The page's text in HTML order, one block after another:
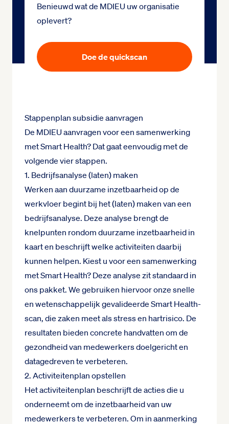
Benieuwd wat de MDIEU uw organisatie
oplevert?
Doe de quickscan
Stappenplan subsidie aanvragen
De MDIEU aanvragen voor een samenwerking
met Smart Health? Dat gaat eenvoudig met de
volgende vier stappen.
1. Bedrijfsanalyse (laten) maken
Werken aan duurzame inzetbaarheid op de
werkvloer begint bij het (laten) maken van een
bedrijfsanalyse. Deze analyse brengt de
knelpunten rondom duurzame inzetbaarheid in
kaart en beschrijft welke activiteiten daarbij
kunnen helpen. Kiest u voor een samenwerking
met Smart Health? Deze analyse zit standaard in
ons pakket. We gebruiken hiervoor onze snelle
en wetenschappelijk gevalideerde Smart Health-
scan, die zaken meet als stress en hartrisico. De
resultaten bieden concrete handvatten om de
gezondheid van medewerkers doelgericht en
datagedreven te verbeteren.
2. Activiteitenplan opstellen
Het activiteitenplan beschrijft de acties die u
onderneemt om de inzetbaarheid van uw
medewerkers te verbeteren. Om in aanmerking